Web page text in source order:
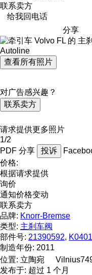
联系卖方
给我回电话
分享
查看所有照片
对广告感兴趣？
联系卖方
请求提供更多照片
1/2
PDF 分享 投诉
价格:
根据请求提供
询价
通知价格变动
联系卖方
品牌: Knorr-Bremse
类型: 主刹车阀
部件号: 21390592,
制造年份: 2011
位置: 立陶宛 Vilnius
发布于: 超过 1 个月